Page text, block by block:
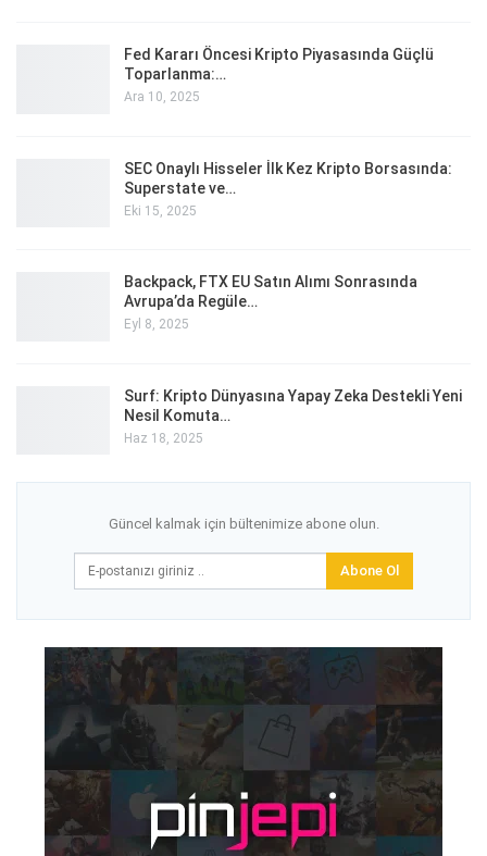
Fed Kararı Öncesi Kripto Piyasasında Güçlü
Toparlanma:…
Ara 10, 2025
SEC Onaylı Hisseler İlk Kez Kripto Borsasında:
Superstate ve…
Eki 15, 2025
Backpack, FTX EU Satın Alımı Sonrasında
Avrupa’da Regüle…
Eyl 8, 2025
Surf: Kripto Dünyasına Yapay Zeka Destekli Yeni
Nesil Komuta…
Haz 18, 2025
Güncel kalmak için bültenimize abone olun.
Abone Ol